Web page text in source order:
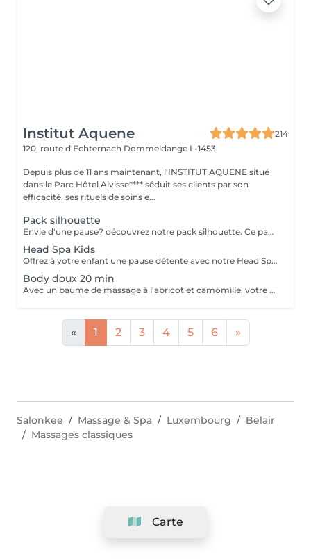
Institut Aquene
214
120, route d'Echternach Dommeldange L-1453
Depuis plus de 11 ans maintenant, l'INSTITUT AQUENE situé
dans le Parc Hôtel Alvisse**** séduit ses clients par son
efficacité, ses rituels de soins e...
Pack silhouette
Envie d'une pause? découvrez notre pack silhouette. Ce pack comprend: - Un gommage du corps pour exfolier la peau - Un enveloppement du corps pour le renourrir en profondeur - Un drainage lymphatique brésilien détoxifier le corps - Madérothérapie corps complet pour le raffermissant et l'aspect peau d'orange Au prix de 355€ au lieu de 418€
Head Spa Kids
Offrez à votre enfant une pause détente avec notre Head Spa Kids, un soin de 30 min spécialement conçu pour les jeunes de 10 à 13 ans. Ce rituel doux et apaisant prend soin de leur cuir chevelu tout en leur offrant un moment de relaxation adapté à leur âge. Ce soin comprend - Nettoyage délicat: Un lavage doux adapté aux cheveux et cuir chevelu des enfants. - Massage relaxant: Une gestuelle apaisante pour favoriser la détente et stimuler la microcirculation. - Hydratation légère: des produits respectueux, spécialement choisis pour nourrir et protéger leurs cheveux. Un sèche cheveux et des brosses sont mis à sa disposition pour que votre enfant ne sorte pas avec la tête mouillée
Body doux 20 min
Avec un baume de massage à l'abricot et camomille, votre enfant bénéficiera d'un massage doux de 20min pour l'arrière de son corps
« 1 2 3 4 5 6 »
Carte
Salonkee Massage & Spa Luxembourg
Belair
Massages classiques